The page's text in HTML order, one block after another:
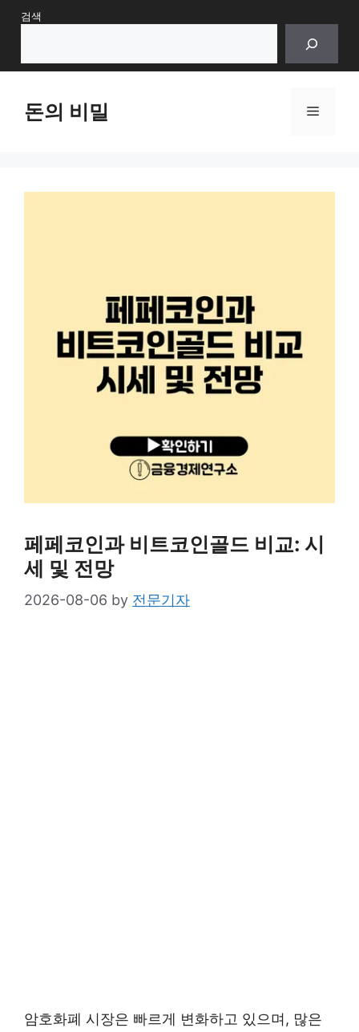
Skip검색
돈의 비밀 Menu
페페코인과 비트코인골드 비교: 시
세 및 전망
2026-08-06 by 전문기자
암호화폐 시장은 빠르게 변화하고 있으며, 많은